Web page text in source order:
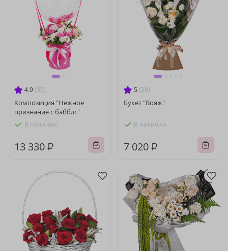
4.9 (30)
Композиция "Нежное
признание с бабблс"
В наличии
13 330 ₽
5 (28)
Букет "Вояж"
В наличии
7 020 ₽